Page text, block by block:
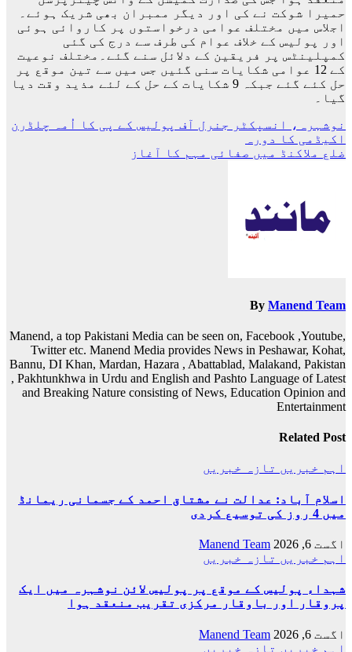
حمیرا شوکت نے کی اور دیگر ممبران بھی شریک ہوئے۔
اجلاس میں مختلف عوامی درخواستوں پر کاروائی ہوئی
اور پولیس کے خلاف عوام کی طرف سے درج کی گئی
کمپلینٹس پر فریقین کے دلائل سنے گئے۔مختلف نوعیت
کے 12 عوامی شکایات سنی گئیں جس میں سے تین موقع پر
حل کئے گئے جبکہ 9 شکایات کے حل کے لئے مذید وقت دیا
گیا۔
پوسٹوں
کی
نوشہرہ، انسپکٹر جنرل آف پولیس کے پی کا اُمہ چلڈرن
اکیڈمی کا دورہ
ضلع ملاکنڈ میں صفائی مہم کا آغاز
By Manend Team
Manend, a top Pakistani Media can be seen on, Facebook ,Youtube,
Twitter etc. Manend Media provides News in Peshawar, Kohat,
Bannu, DI Khan, Mardan, Hazara , Abattablad, Malakand, Pakistan
, Pakhtunkhwa in Urdu and English and Pashto Language of Latest
and Breaking Nature consisting of News, Education Opinion and
Entertainment
Related Post
اہم خبریں تازہ خبریں
اسلام آباد: عدالت نے مشتاق احمد کے جسمانی ریمانڈ
میں 4 روز کی توسیع کردی
اگست 6, 2026
Manend Team
اہم خبریں تازہ خبریں
شہداء پولیس کے موقع پر پولیس لائن نوشہرہ میں ایک
پروقار اور باوقار مرکزی تقریب منعقد ہوا
اگست 6, 2026
Manend Team
اہم خبریں تازہ خبریں